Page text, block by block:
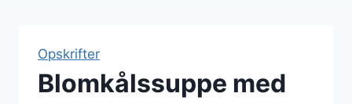
Opskrifter
Blomkålssuppe med